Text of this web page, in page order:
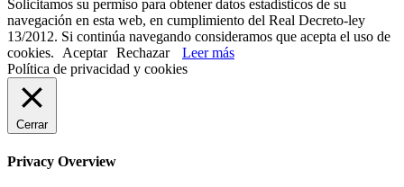
Solicitamos su permiso para obtener datos estadísticos de su
navegación en esta web, en cumplimiento del Real Decreto-ley
13/2012. Si continúa navegando consideramos que acepta el uso de
cookies.
Aceptar Rechazar
Leer más
Política de privacidad y cookies
Cerrar
Privacy Overview